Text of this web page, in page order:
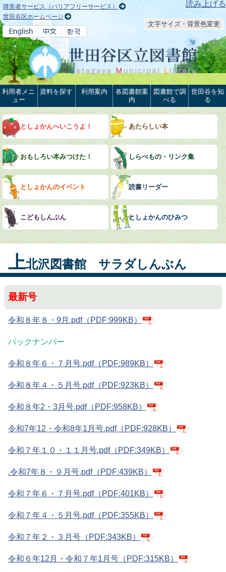
本文へ 読み上げる
障害者サービス（バリアフリーサービス）
世田谷区ホームページ
文字サイズ・背景色変更
利用者メニ
ュー
資料を探す 利用案内
各図書館案
内
図書館で調
べる
世田谷を知
る
上北沢図書館 サラダしんぶん
最新号
令和８年８・9月.pdf（PDF:999KB）
バックナンバー
令和８年６・７月号.pdf（PDF:989KB）
令和８年４・５月号.pdf（PDF:923KB）
令和８年2・3月号.pdf（PDF:958KB）
令和7年12・令和8年1月号.pdf（PDF:928KB）
令和７年１０・１１月号.pdf（PDF:349KB）
.令和7年８・９月号.pdf（PDF:439KB）
令和７年６・７月号.pdf（PDF:401KB）
令和７年４・５月号.pdf（PDF:355KB）
令和７年２・３月号（PDF:343KB）
令和６年12月・令和７年1月号（PDF:315KB）
としょかんへいこうよ！ あたらしい本
おもしろい本みつけた！ しらべもの・リンク集
としょかんのイベント 読書リーダー
こどもしんぶん としょかんのひみつ